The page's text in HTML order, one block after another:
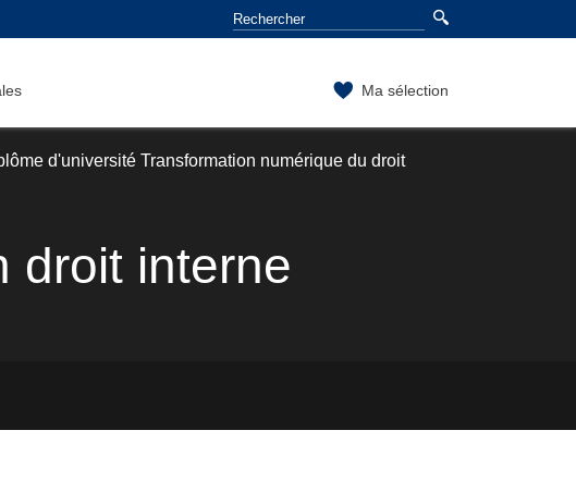
Ma sélection
d'université Transformation numérique du droit
droit interne